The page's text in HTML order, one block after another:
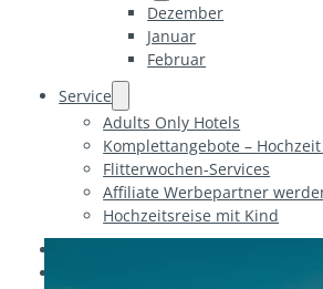
Dezember
Januar
Februar
Service
Adults Only Hotels
Komplettangebote –
Flitterwochen-Services
Affiliate Werbepartner
Hochzeitsreise mit Kind